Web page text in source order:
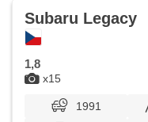
x15
Subaru Legacy
1,8
1991